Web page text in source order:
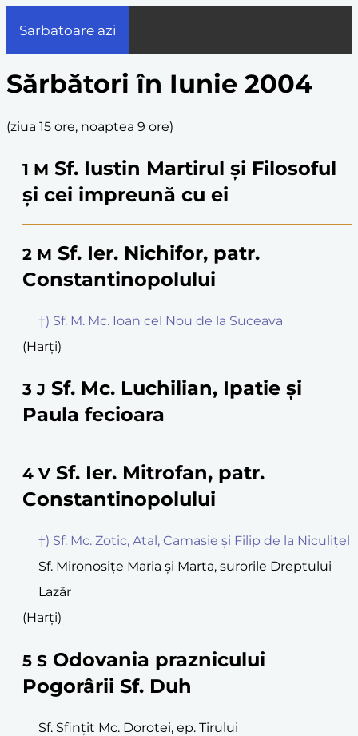
Sarbatoare azi
Sărbători în Iunie 2004
(ziua 15 ore, noaptea 9 ore)
1 M Sf. Iustin Martirul și Filosoful
și cei impreună cu ei
2 M Sf. Ier. Nichifor, patr.
Constantinopolului
†) Sf. M. Mc. Ioan cel Nou de la Suceava
(Harți)
3 J Sf. Mc. Luchilian, Ipatie și
Paula fecioara
4 V Sf. Ier. Mitrofan, patr.
Constantinopolului
†) Sf. Mc. Zotic, Atal, Camasie și Filip de la Niculițel
Sf. Mironosițe Maria și Marta, surorile Dreptului
Lazăr
(Harți)
5 S Odovania praznicului
Pogorârii Sf. Duh
Sf. Sfințit Mc. Dorotei, ep. Tirului